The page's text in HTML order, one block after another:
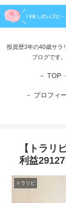
投資歴3年の40歳サラ
ブログです
－ TOP
－ プロフィ
【トラリ
利益
トラリピ